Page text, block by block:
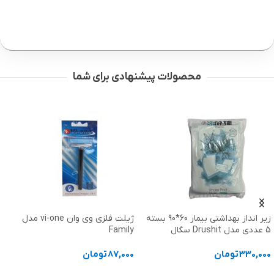
محصولات پیشنهادی برای شما
زیر انداز بهداشتی بیمار 60*90 بسته
تومان
ژیلت فلزی وی وان vi-one مدل
تومان